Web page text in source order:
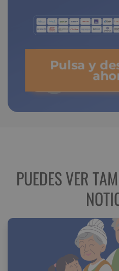
Pulsa y
PUEDES VER